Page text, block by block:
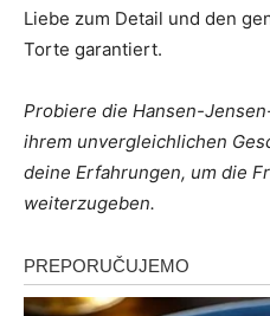
Liebe zum Detail und den
Torte garantiert.
Probiere die Hansen-
ihrem unvergleichlichen
deine Erfahrungen, um die
weiterzugeben.